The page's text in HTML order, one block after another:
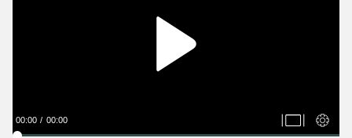
00:00 00:00